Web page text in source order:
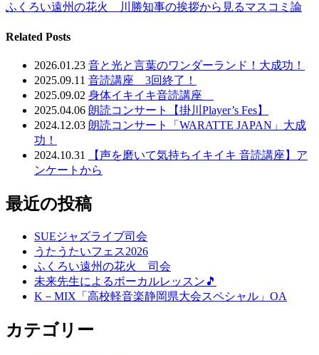
ふくろい遠州の花火 川勝知事の挨拶から見るマスコミ論
Related Posts
2026.01.23 音と光と言葉のワンダーランド！大成功！
2025.09.11 音読講座 3回終了！
2025.09.02 身体イキイキ音読講座
2025.04.06 朗読コンサート【掛川Player’s Fes】
2024.12.03 朗読コンサート「WARATTE JAPAN」大成
功！
2024.10.31
【声を磨いて気持ちイキイキ 音読講座】ア
ンケートから
最近の投稿
SUEジャズライブ司会
うたうたいフェス2026
ふくろい遠州の花火 司会
未来先生によるボーカルレッスン🎵
K－MIX「高校軽音楽静岡県大会スペシャル」OA
カテゴリー